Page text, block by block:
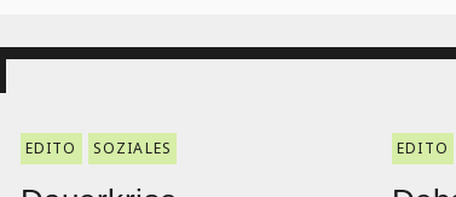
EDITO SOZIALES EDITO